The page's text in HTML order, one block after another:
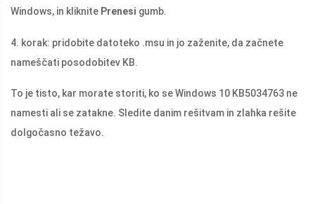
Windows, in kliknite Prenesi gumb.
4. korak: pridobite datoteko .msu in jo zaženite, da začnete
nameščati posodobitev KB.
To je tisto, kar morate storiti, ko se Windows 10 KB5034763 ne
namesti ali se zatakne. Sledite danim rešitvam in zlahka rešite
dolgočasno težavo.